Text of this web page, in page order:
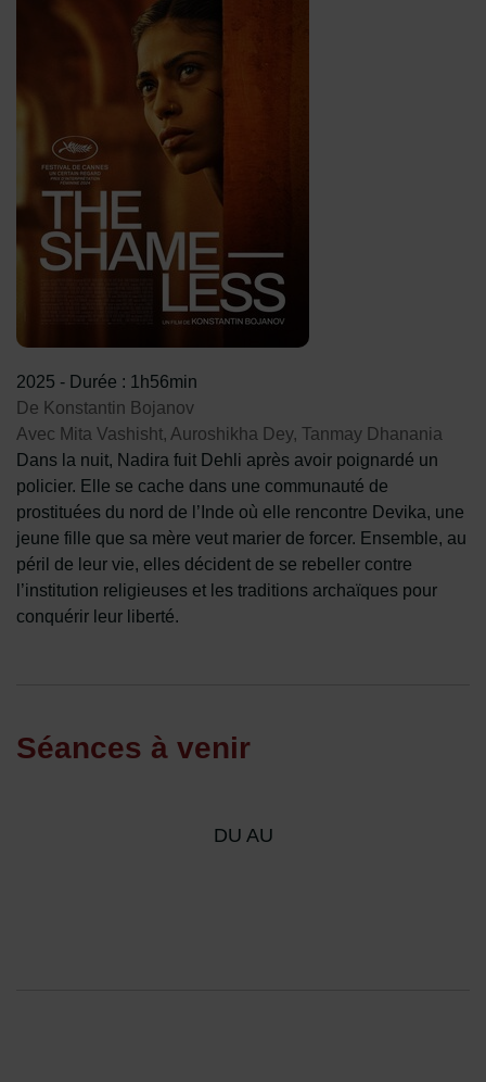
2025 - Durée : 1h56min
De Konstantin Bojanov
Avec Mita Vashisht, Auroshikha Dey, Tanmay Dhanania
Dans la nuit, Nadira fuit Dehli après avoir poignardé un
policier. Elle se cache dans une communauté de
prostituées du nord de l’Inde où elle rencontre Devika, une
jeune fille que sa mère veut marier de forcer. Ensemble, au
péril de leur vie, elles décident de se rebeller contre
l’institution religieuses et les traditions archaïques pour
conquérir leur liberté.
Séances à venir
DU AU